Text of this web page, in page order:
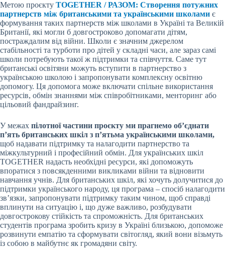
Метою проєкту TOGETHER / РАЗОМ: Створення потужних
партнерств між британськими та українськими школами є
формування таких партнерств між школами в Україні та Великій
Британії, які могли б довгостроково допомагати дітям,
постраждалим від війни. Школи є значним джерелом
стабільності та турботи про дітей у складні часи, але зараз самі
школи потребують такої ж підтримки та співчуття. Саме тут
британські освітяни можуть вступити в партнерство з
українською школою і запропонувати комплексну освітню
допомогу. Ця допомога може включати спільне використання
ресурсів, обмін знаннями між співробітниками, менторинг або
цільовий фандрайзинг.
У межах пілотної частини проєкту ми прагнемо об’єднати
п’ять британських шкіл з п’ятьма українськими школами,
щоб надавати підтримку та налагодити партнерство та
міжкультурний і професійний обмін. Для українських шкіл
TOGETHER надасть необхідні ресурси, які допоможуть
впоратися з повсякденними викликами війни та відновити
навчання учнів. Для британських шкіл, які хочуть долучитися до
підтримки українського народу, ця програма – спосіб налагодити
зв’язки, запропонувати підтримку таким чином, щоб справді
вплинути на ситуацію і, що дуже важливо, розбудувати
довгострокову стійкість та спроможність. Для британських
студентів програма зробить кризу в Україні близькою, допоможе
розвинути емпатію та сформувати світогляд, який вони візьмуть
із собою в майбутнє як громадяни світу.